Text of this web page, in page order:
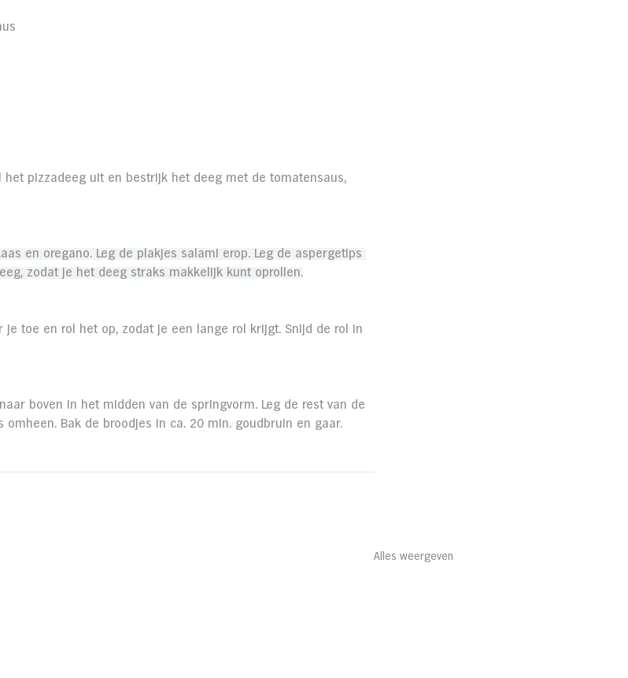
het pizzadeeg uit en bestrijk het deeg met de tomatensaus,
en oregano. Leg de plakjes salami erop. Leg de aspergetips
zodat je het deeg straks makkelijk kunt oprollen.
je toe en rol het op, zodat je een lange rol krijgt. Snijd de rol in
boven in het midden van de springvorm. Leg de rest van de
Bak de broodjes in ca. 20 min. goudbruin en gaar.
Alles weergeven